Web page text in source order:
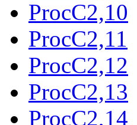
ProcC2,10
ProcC2,11
ProcC2,12
ProcC2,13
ProcC2,14